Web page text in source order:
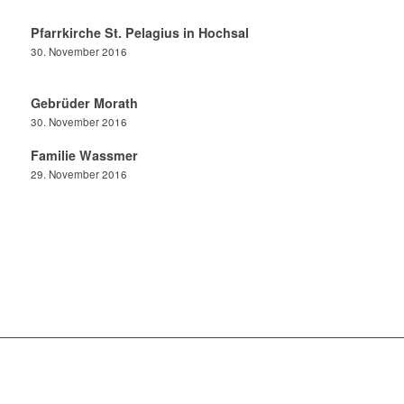
Pfarrkirche St. Pelagius in Hochsal
30. November 2016
Gebrüder Morath
30. November 2016
Familie Wassmer
29. November 2016